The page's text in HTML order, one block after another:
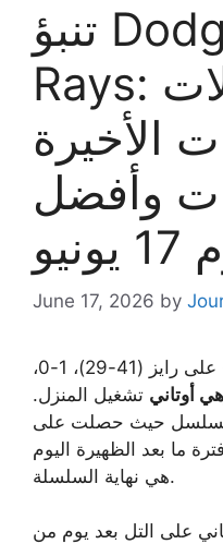
تنبؤ Dodgers vs
Rays: الاحتمالات
الأخيرة
وأفضل
June 17, 2026 by
فاز فريق دودجرز (47-27) على رايز (41-29)، 1-0،
أوتاني تشغيل المنزل.
حيث حصلت على
ما بعد الظهيرة اليوم
هي نهاية السلسلة.
على التل بعد يوم من